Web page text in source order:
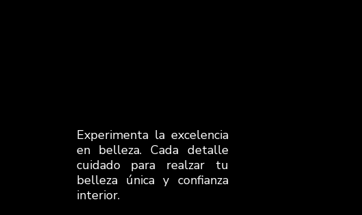
Experimenta la excelencia
en belleza. Cada detalle
cuidado para realzar tu
belleza única y confianza
interior.